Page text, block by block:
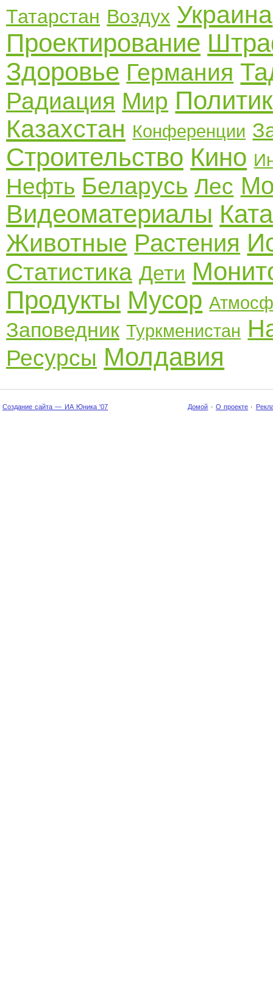
Татарстан Воздух Украина
Проектирование
Здоровье Германия
Радиация Мир
Казахстан Конференции
Строительство Кино
Нефть Беларусь Лес
Видеоматериалы
Животные Растения
Статистика Дети
Продукты Мусор
Заповедник Туркменистан
Ресурсы Молдавия
Создание сайта — ИА Юника '07 Домой · О проекте ·